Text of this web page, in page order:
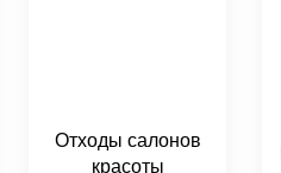
Отходы салонов
красоты